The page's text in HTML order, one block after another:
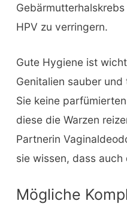
HPV zu verringern.
Gute Hygiene ist
Genitalien sauber
Sie keine
diese die Warzen
Partnerin
sie wissen, dass auch
Mögliche